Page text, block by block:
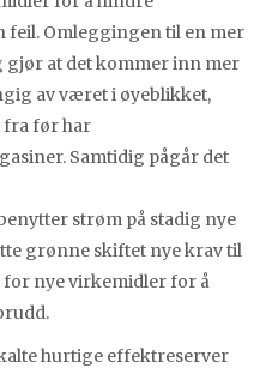
feil. Omleggingen til en mer
at det kommer inn mer
av været i øyeblikket,
fra før har
Samtidig pågår det
strøm på stadig nye
grønne skiftet nye krav til
for nye virkemidler for å
hurtige effektreserver